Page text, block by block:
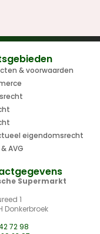
& voorwaarden
eigendomsrecht
AVG
Supermarkt
1
Donkerbroek
72 98